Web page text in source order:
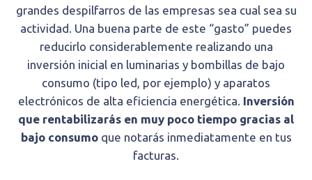
grandes despilfarros de las empresas sea cual sea su
actividad. Una buena parte de este “gasto” puedes
reducirlo considerablemente realizando una
inversión inicial en luminarias y bombillas de bajo
consumo (tipo led, por ejemplo) y aparatos
electrónicos de alta eficiencia energética. Inversión
que rentabilizarás en muy poco tiempo gracias al
bajo consumoque notarás inmediatamente en tus
facturas.